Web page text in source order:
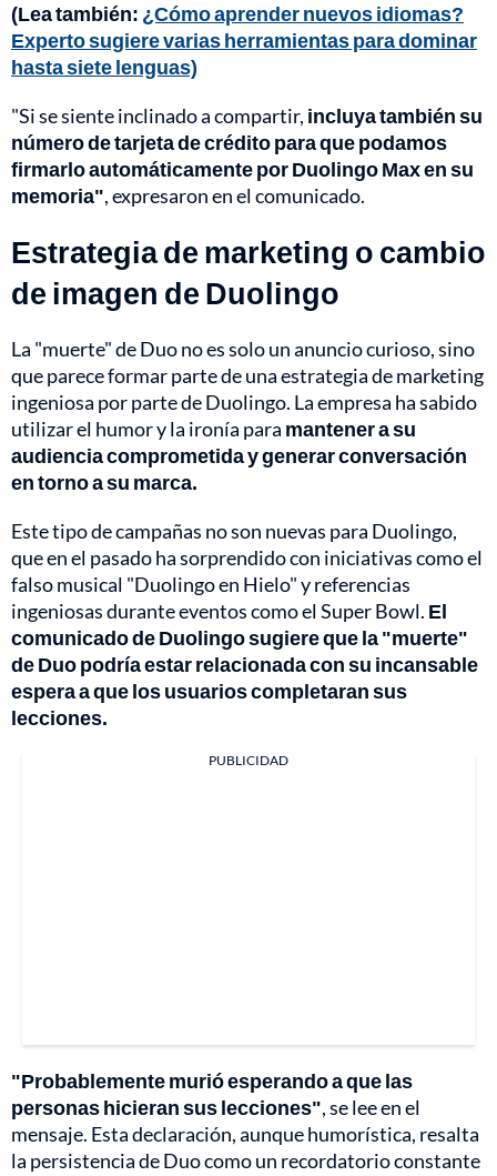
(Lea también: ¿Cómo aprender nuevos idiomas?
Experto sugiere varias herramientas para dominar
hasta siete lenguas)
"Si se siente inclinado a compartir, incluya también su
número de tarjeta de crédito para que podamos
firmarlo automáticamente por Duolingo Max en su
memoria", expresaron en el comunicado.
Estrategia de marketing o cambio
de imagen de Duolingo
La "muerte" de Duo no es solo un anuncio curioso, sino
que parece formar parte de una estrategia de marketing
ingeniosa por parte de Duolingo. La empresa ha sabido
utilizar el humor y la ironía para mantener a su
audiencia comprometida y generar conversación
en torno a su marca.
Este tipo de campañas no son nuevas para Duolingo,
que en el pasado ha sorprendido con iniciativas como el
falso musical "Duolingo en Hielo" y referencias
ingeniosas durante eventos como el Super Bowl. El
comunicado de Duolingo sugiere que la "muerte"
de Duo podría estar relacionada con su incansable
espera a que los usuarios completaran sus
lecciones.
PUBLICIDAD
"Probablemente murió esperando a que las
personas hicieran sus lecciones", se lee en el
mensaje. Esta declaración, aunque humorística, resalta
la persistencia de Duo como un recordatorio constante